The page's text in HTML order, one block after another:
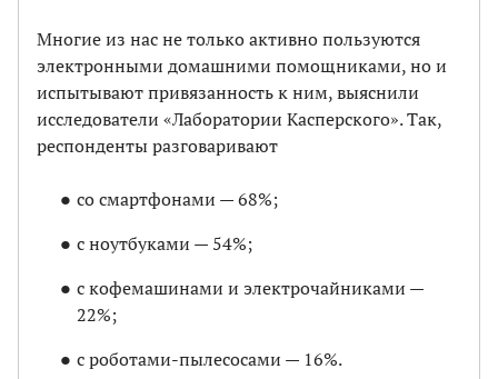
Многие из нас не только активно пользуются
электронными домашними помощниками, но и
испытывают привязанность к ним, выяснили
исследователи «Лаборатории Касперского». Так,
респонденты разговаривают
со смартфонами — 68%;
с ноутбуками — 54%;
с кофемашинами и электрочайниками —
22%;
с роботами-пылесосами — 16%.